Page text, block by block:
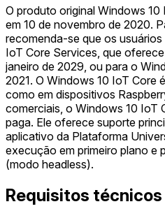
O produto original Windows
em 10 de novembro de 2020.
recomenda-se que os
IoT Core Services, que
janeiro de 2029, ou para o
2021. O Windows 10 IoT Core
como em dispositivos
comerciais, o Windows 10 IoT
paga. Ele oferece suporte
aplicativo da Plataforma
execução em primeiro plano e
(modo headless).
Requisitos técnicos